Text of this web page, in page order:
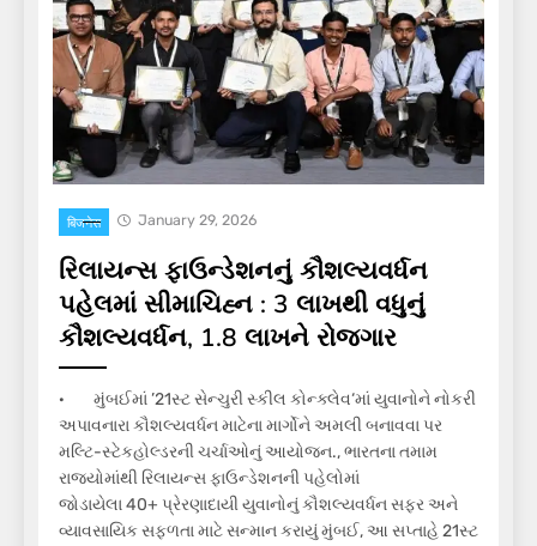
बिजनेस January 29, 2026
રિલાયન્સ ફાઉન્ડેશનનું કૌશલ્યવર્ધન
પહેલમાં સીમાચિહ્ન : 3 લાખથી વધુનું
કૌશલ્યવર્ધન, 1.8 લાખને રોજગાર
· મુંબઈમાં ’21સ્ટ સેન્ચુરી સ્કીલ કોન્ક્લેવ‘માં યુવાનોને નોકરી
અપાવનારા કૌશલ્યવર્ધન માટેના માર્ગોને અમલી બનાવવા પર
મલ્ટિ-સ્ટેકહોલ્ડરની ચર્ચાઓનું આયોજન., ભારતના તમામ
રાજ્યોમાંથી રિલાયન્સ ફાઉન્ડેશનની પહેલોમાં
જોડાયેલા 40+ પ્રેરણાદાયી યુવાનોનું કૌશલ્યવર્ધન સફર અને
વ્યાવસાયિક સફળતા માટે સન્માન કરાયું મુંબઈ, આ સપ્તાહે 21સ્ટ